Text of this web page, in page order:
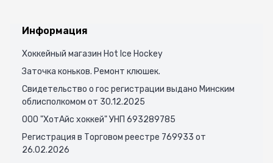
Информация
Хоккейный магазин Hot Ice Hockey
Заточка коньков. Ремонт клюшек.
Свидетельство о гос регистрации выдано Минским
облисполкомом от 30.12.2025
ООО "ХотАйс хоккей" УНП 693289785
Регистрация в Торговом реестре 769933 от
26.02.2026